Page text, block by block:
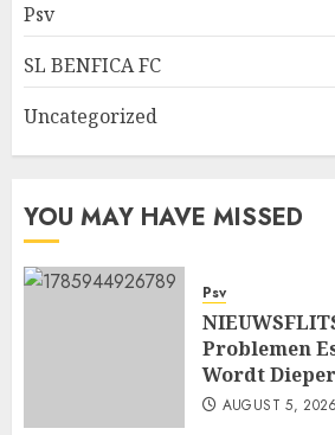
Psv
SL BENFICA FC
Uncategorized
YOU MAY HAVE MISSED
Psv
Problemen
Wordt
AUGUST 5, 2026